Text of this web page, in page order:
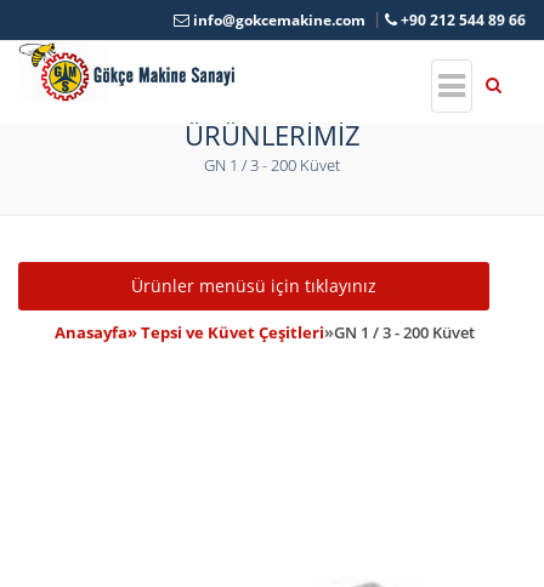
info@gokcemakine.com +90 212 544 89 66
ÜRÜNLERİMİZ
GN 1 / 3 - 200 Küvet
Toggle navigation
Ürünler menüsü için tıklayınız
Anasayfa» Tepsi ve Küvet Çeşitleri»GN 1 / 3 - 200 Küvet